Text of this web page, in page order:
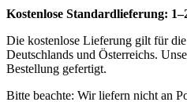
Kostenlose Standardlieferung:
Die kostenlose Lieferung gilt für
Deutschlands und Österreichs.
Bestellung gefertigt.
Bitte beachte: Wir liefern nicht an